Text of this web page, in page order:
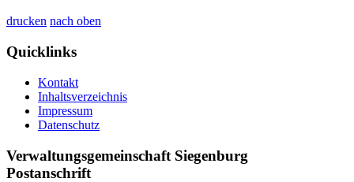
drucken nach oben
Quicklinks
Kontakt
Inhaltsverzeichnis
Impressum
Datenschutz
Verwaltungsgemeinschaft Siegenburg
Postanschrift